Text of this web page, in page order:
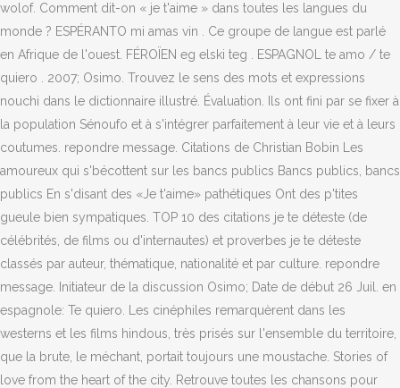
wolof. Comment dit-on « je t'aime » dans toutes les langues du
monde ? ESPÉRANTO mi amas vin . Ce groupe de langue est parlé
en Afrique de l'ouest. FÉROÏEN eg elski teg . ESPAGNOL te amo / te
quiero . 2007; Osimo. Trouvez le sens des mots et expressions
nouchi dans le dictionnaire illustré. Évaluation. Ils ont fini par se fixer à
la population Sénoufo et à s'intégrer parfaitement à leur vie et à leurs
coutumes. repondre message. Citations de Christian Bobin Les
amoureux qui s'bécottent sur les bancs publics Bancs publics, bancs
publics En s'disant des «Je t'aime» pathétiques Ont des p'tites
gueule bien sympatiques. TOP 10 des citations je te déteste (de
célébrités, de films ou d'internautes) et proverbes je te déteste
classés par auteur, thématique, nationalité et par culture. repondre
message. Initiateur de la discussion Osimo; Date de début 26 Juil. en
espagnole: Te quiero. Les cinéphiles remarquèrent dans les
westerns et les films hindous, très prisés sur l'ensemble du territoire,
que la brute, le méchant, portait toujours une moustache. Stories of
love from the heart of the city. Retrouve toutes les chansons pour